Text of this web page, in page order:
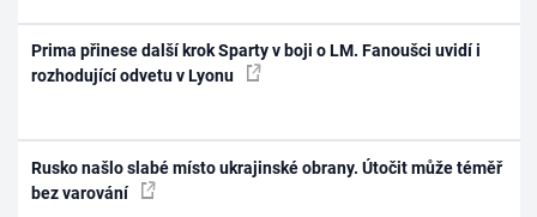
Prima přinese další krok Sparty v boji o LM. Fanoušci uvidí i
rozhodující odvetu v Lyonu
Rusko našlo slabé místo ukrajinské obrany. Útočit může téměř
bez varování